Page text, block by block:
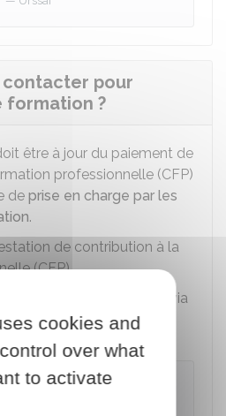
contacter pour
formation ?
être à jour du paiement de
professionnelle (CFP)
de prise en charge par les
.
de contribution à la
(CFP).
sur le site de l'Urssaf via
dans la rubrique
" :
à son espace Urssaf
cookies and
over what
to activate